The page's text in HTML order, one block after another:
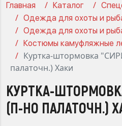
Главная Каталог
Одежда для охоты и
Одежда для охоты и
Костюмы камуфляжные
Куртка-штормовка
палаточн.) Хаки
КУРТКА-
(П-НО ПАЛАТОЧН.)